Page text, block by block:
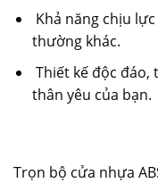
Khả năng chịu
thường khác.
Thiết kế độc đáo,
thân yêu của bạn.
Trọn bộ cửa nhựa